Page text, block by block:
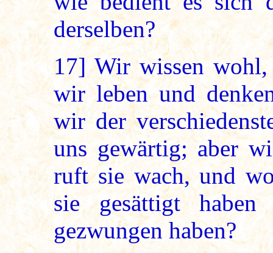
derselben?
17] Wir wissen
wir leben und
wir der
uns gewärtig; aber
ruft sie wach, und
sie gesättigt
gezwungen haben?